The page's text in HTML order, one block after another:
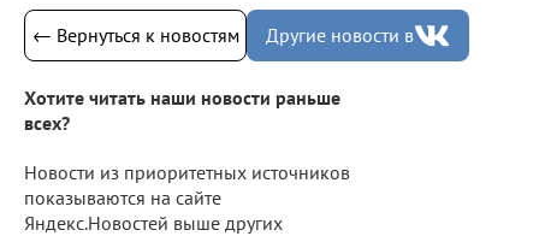
← Вернуться к новостям Другие новости в
Хотите читать наши новости раньше
всех?
Новости из приоритетных источников
показываются на сайте
Яндекс.Новостей выше других